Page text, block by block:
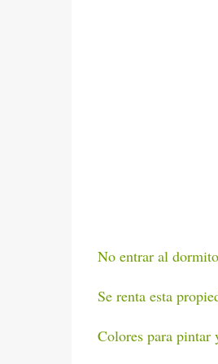
No entrar al
Se renta esta
Colores para pintar